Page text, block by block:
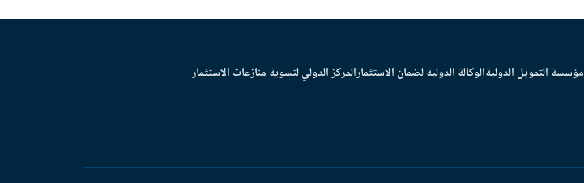
مؤسسة التمويل الدوليةالوكالة الدولية لضمان الاستثمارالمركز الدولي لتسوية منازعات الاستثمار